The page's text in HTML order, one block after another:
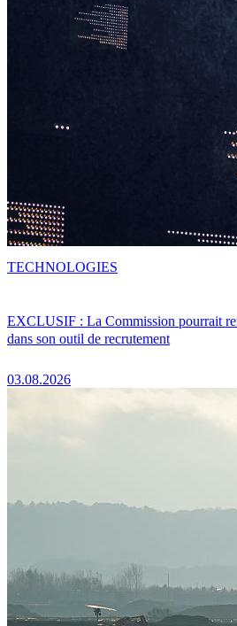
EXCLUSIF : La Commission pourrait
dans son outil de recrutement
03.08.2026
TECHNOLOGIES